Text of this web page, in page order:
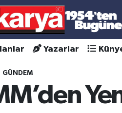
Yazarlar
GÜNDEM